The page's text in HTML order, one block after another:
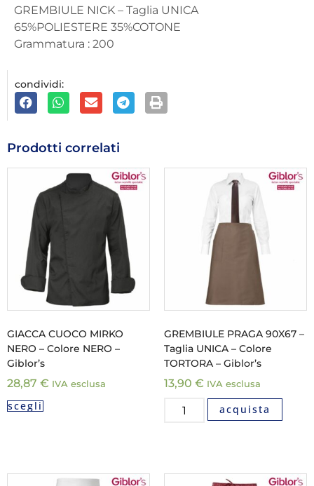
GREMBIULE NICK – Taglia UNICA
65%POLIESTERE 35%COTONE
Grammatura : 200
condividi:
Prodotti correlati
GIACCA CUOCO MIRKO
NERO – Colore NERO –
Giblor’s
28,87 € IVA esclusa
scegli
GREMBIULE PRAGA 90X67 –
Taglia UNICA – Colore
TORTORA – Giblor’s
13,90 € IVA esclusa
acquista